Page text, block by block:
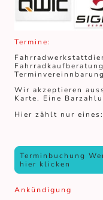
Termine:
Wir akzeptieren
Karte. Eine
Hier zählt nur
Terminbuchung
hier klicken
Ankündigung